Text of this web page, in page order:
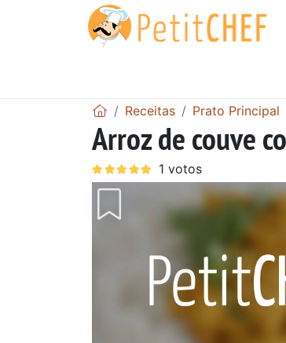
Receitas Prato Principal
Arroz de couve